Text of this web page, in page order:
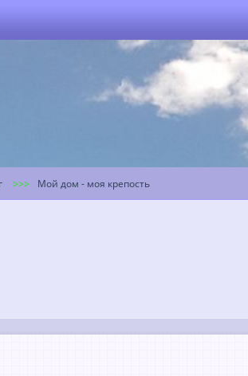
Мой дом - моя крепость